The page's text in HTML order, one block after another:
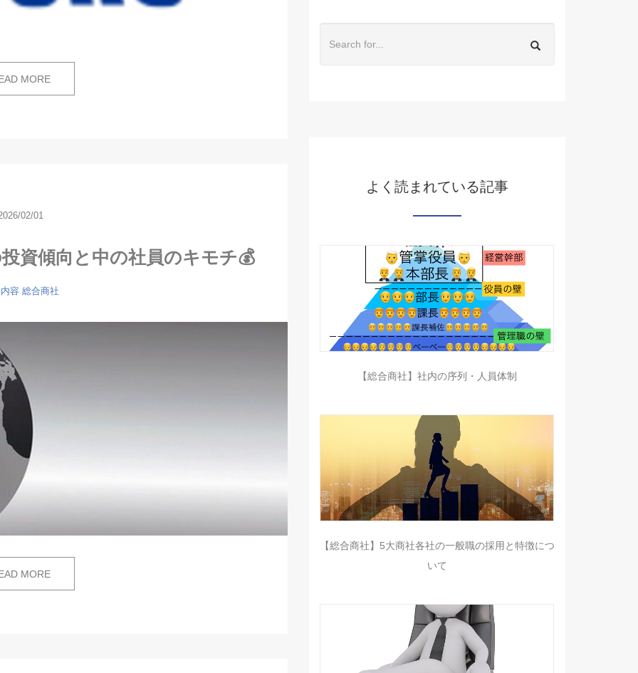
MORE
02/01
資傾向と中の社員のキモチ💰
容 総合商社
MORE
よく読まれている記事
【総合商社】社内の序列・人員体制
【総合商社】5大商社各社の一般職の採用と特徴につ
いて